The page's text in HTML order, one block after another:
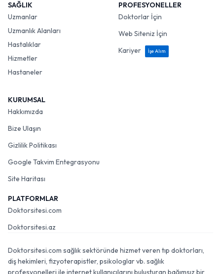
SAĞLIK
Uzmanlar
Uzmanlık Alanları
Hastalıklar
Hizmetler
Hastaneler
PROFESYONELLER
Doktorlar İçin
Web Siteniz İçin
Kariyer
İşe Alım
KURUMSAL
Hakkımızda
Bize Ulaşın
Gizlilik Politikası
Google Takvim Entegrasyonu
Site Haritası
PLATFORMLAR
Doktorsitesi.com
Doktorsitesi.az
Doktorsitesi.com sağlık sektöründe hizmet veren tıp doktorları,
diş hekimleri, fizyoterapistler, psikologlar vb. sağlık
profesyonelleri ile internet kullanıcılarını buluşturan bağımsız bir